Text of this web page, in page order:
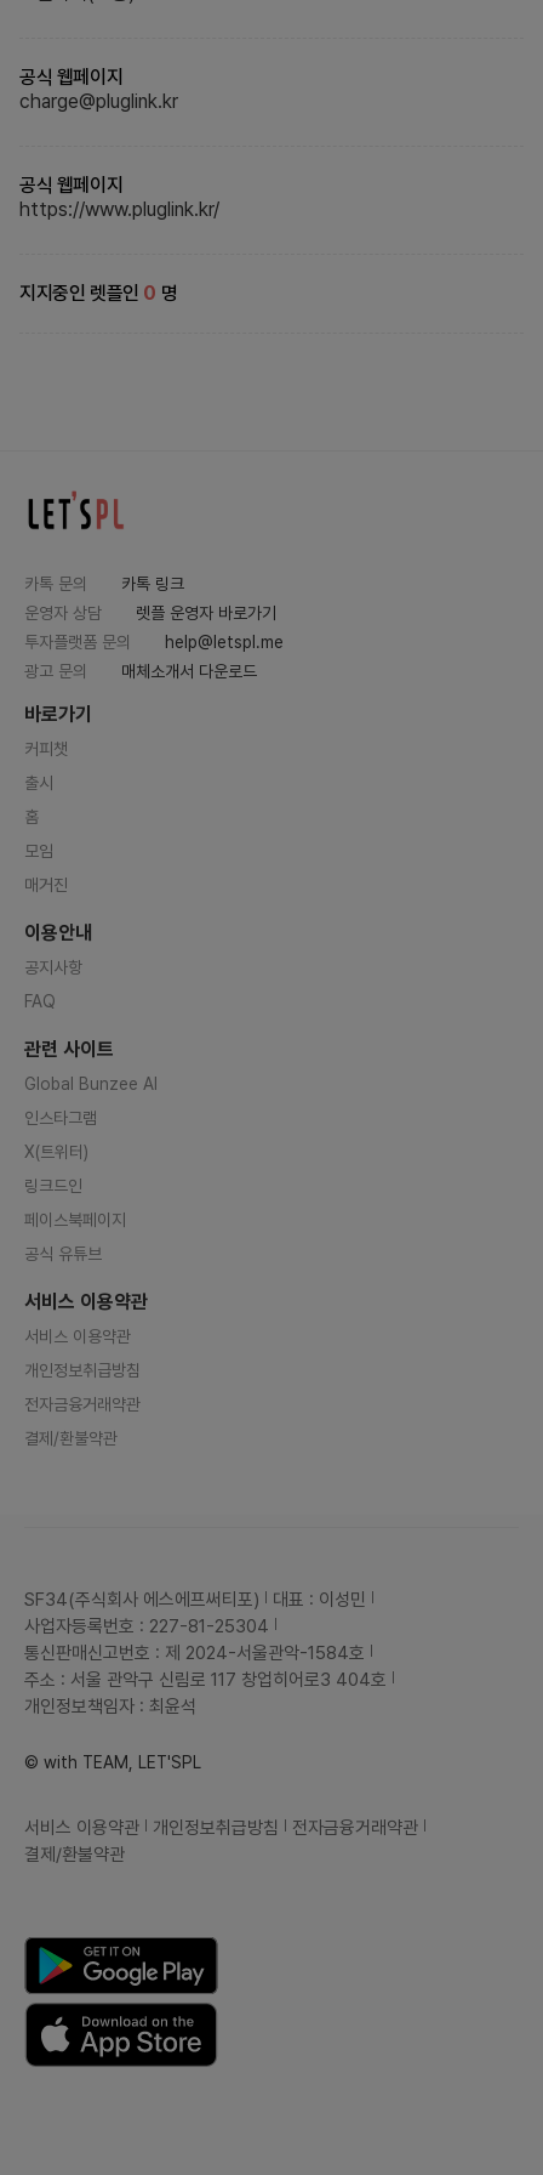
공식 웹페이지
charge@pluglink.kr
공식 웹페이지
https://www.pluglink.kr/
지지중인 렛플인 0 명
카톡 문의
카톡 링크
운영자 상담
렛플 운영자 바로가기
투자플랫폼 문의
help@letspl.me
광고 문의
매체소개서 다운로드
바로가기
커피챗
출시
홈
모임
매거진
이용안내
공지사항
FAQ
관련 사이트
Global Bunzee AI
인스타그램
X(트위터)
링크드인
페이스북페이지
공식 유튜브
서비스 이용약관
서비스 이용약관
개인정보취급방침
전자금융거래약관
결제/환불약관
SF34(주식회사 에스에프써티포)
대표 : 이성민
사업자등록번호 : 227-81-25304
통신판매신고번호 : 제 2024-서울관악-1584호
주소 : 서울 관악구 신림로 117 창업히어로3 404호
개인정보책임자 : 최윤석
© with TEAM, LET'SPL
서비스 이용약관 개인정보취급방침
전자금융거래약관
결제/환불약관